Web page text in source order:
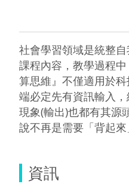
社會學習領域是統整
課程內容，教學過程
算思維』不僅適用於
端必定先有資訊輸入
現象(輸出)也都有其源
說不再是需要「背起
資訊